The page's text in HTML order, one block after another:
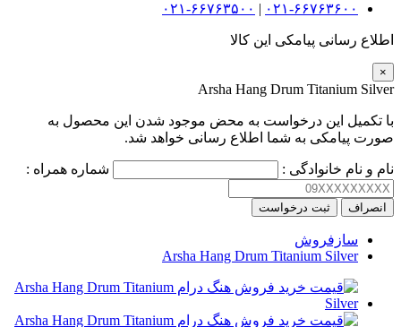
۰۲۱-۶۶۷۶۳۶۰۰ | ۰۲۱-۶۶۷۶۳۵۰۰
اطلاع رسانی پیامکی این کالا
×
Arsha Hang Drum Titanium Silver
با تکمیل این درخواست به محض موجود شدن این محصول به
صورت پیامکی به شما اطلاع رسانی خواهد شد.
نام و نام خانوادگی : شماره همراه :
انصراف ثبت درخواست
سازفروش
Arsha Hang Drum Titanium Silver